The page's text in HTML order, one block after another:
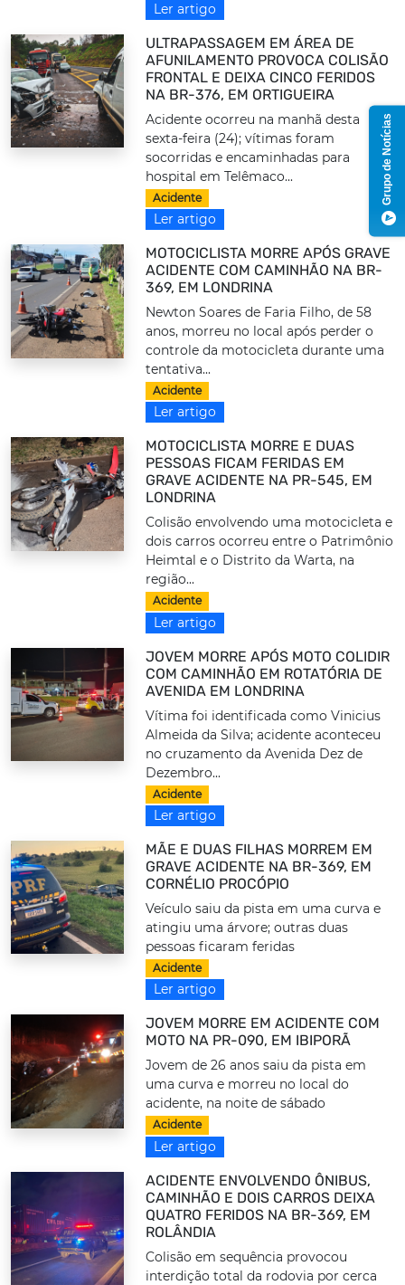
Ler artigo
ULTRAPASSAGEM EM ÁREA DE
AFUNILAMENTO PROVOCA COLISÃO
FRONTAL E DEIXA CINCO FERIDOS
NA BR-376, EM ORTIGUEIRA
Acidente ocorreu na manhã desta
sexta-feira (24); vítimas foram
socorridas e encaminhadas para
hospital em Telêmaco...
Acidente
Ler artigo
MOTOCICLISTA MORRE APÓS GRAVE
ACIDENTE COM CAMINHÃO NA BR-
369, EM LONDRINA
Newton Soares de Faria Filho, de 58
anos, morreu no local após perder o
controle da motocicleta durante uma
tentativa...
Acidente
Ler artigo
MOTOCICLISTA MORRE E DUAS
PESSOAS FICAM FERIDAS EM
GRAVE ACIDENTE NA PR-545, EM
LONDRINA
Colisão envolvendo uma motocicleta e
dois carros ocorreu entre o Patrimônio
Heimtal e o Distrito da Warta, na
região...
Acidente
Ler artigo
JOVEM MORRE APÓS MOTO COLIDIR
COM CAMINHÃO EM ROTATÓRIA DE
AVENIDA EM LONDRINA
Vítima foi identificada como Vinicius
Almeida da Silva; acidente aconteceu
no cruzamento da Avenida Dez de
Dezembro...
Acidente
Ler artigo
MÃE E DUAS FILHAS MORREM EM
GRAVE ACIDENTE NA BR-369, EM
CORNÉLIO PROCÓPIO
Veículo saiu da pista em uma curva e
atingiu uma árvore; outras duas
pessoas ficaram feridas
Acidente
Ler artigo
JOVEM MORRE EM ACIDENTE COM
MOTO NA PR-090, EM IBIPORÃ
Jovem de 26 anos saiu da pista em
uma curva e morreu no local do
acidente, na noite de sábado
Acidente
Ler artigo
ACIDENTE ENVOLVENDO ÔNIBUS,
CAMINHÃO E DOIS CARROS DEIXA
QUATRO FERIDOS NA BR-369, EM
ROLÂNDIA
Colisão em sequência provocou
interdição total da rodovia por cerca
Grupo de Notícias